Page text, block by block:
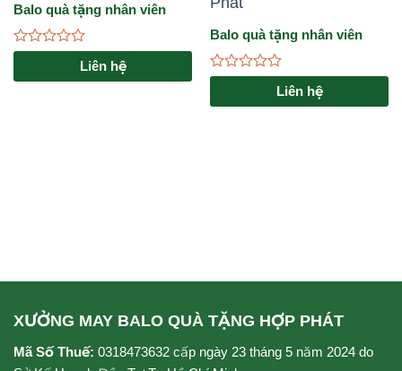
Balo quà tặng nhân viên
Vietcombank
Được
hạng
Liên hệ
Balo quà tặng nhân viên
Hợp Phát
Được
hạng
Liên hệ
XƯỞNG MAY BALO QUÀ TẶNG HỢP PHÁT
Mã Số Thuế: 0318473632 cấp ngày 23 tháng 5 năm 2024 do